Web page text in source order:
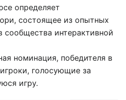
определяет
состоящее из опытных
сообщества интерактивной
номинация, победителя в
голосующие за
игру.